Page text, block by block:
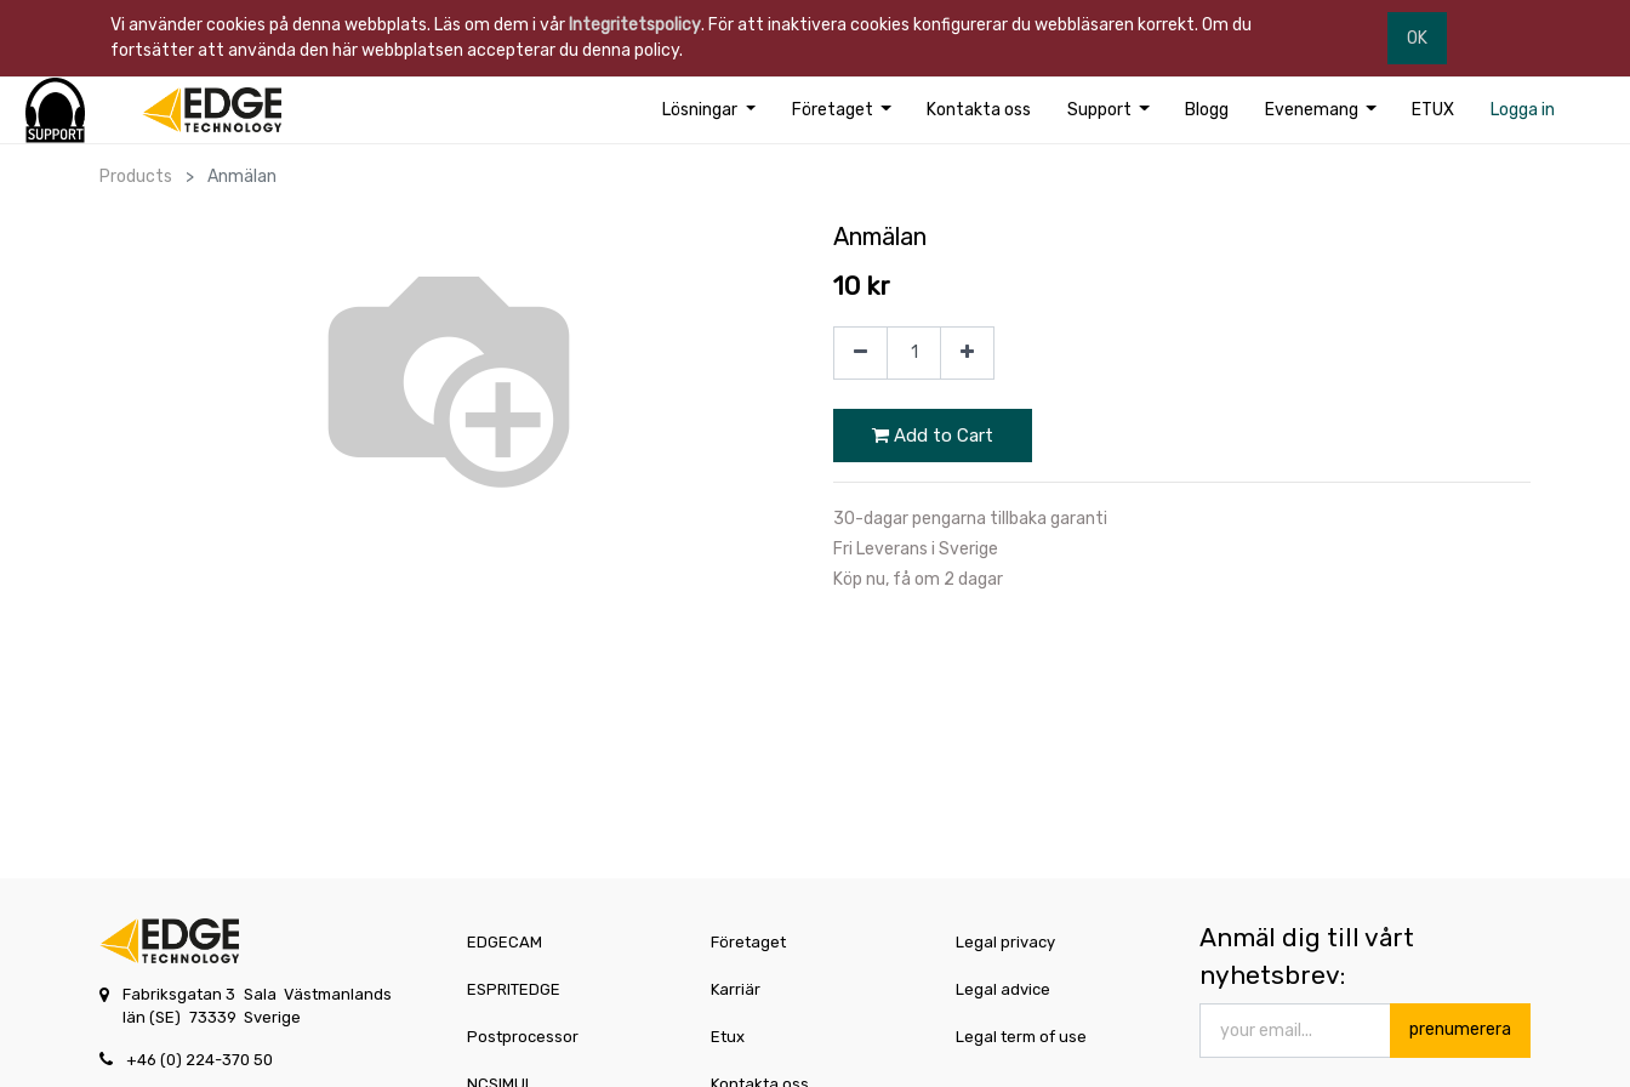
Vi använder cookies på denna webbplats. Läs om dem i vår Integritetspolicy. För att inaktivera cookies konfigurerar du webbläsaren korrekt. Om du
fortsätter att använda den här webbplatsen accepterar du denna policy.
OK
Lösningar Företaget Kontakta oss Support Blogg Evenemang ETUX Logga in
Products Anmälan
Anmälan
10 kr
Add to Cart
30-dagar pengarna tillbaka garanti
Fri Leverans i Sverige
Köp nu, få om 2 dagar
Fabriksgatan 3 Sala Västmanlands
län (SE) 73339 Sverige
+46 (0) 224-370 50
EDGECAM
ESPRITEDGE
Postprocessor
Företaget
Karriär
Etux
Legal privacy
Legal advice
Legal term of use
Anmäl dig till vårt
nyhetsbrev:
prenumerera